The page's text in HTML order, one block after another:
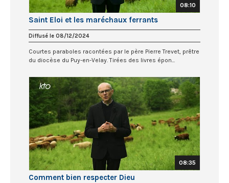
08:10
Saint Eloi et les maréchaux ferrants
Diffusé le 08/12/2024
Courtes paraboles racontées par le père Pierre Trevet, prêtre
du diocèse du Puy-en-Velay. Tirées des livres épon...
08:35
Comment bien respecter Dieu